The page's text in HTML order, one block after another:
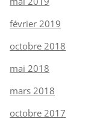
février 2019
octobre 2018
mai 2018
mars 2018
octobre 2017